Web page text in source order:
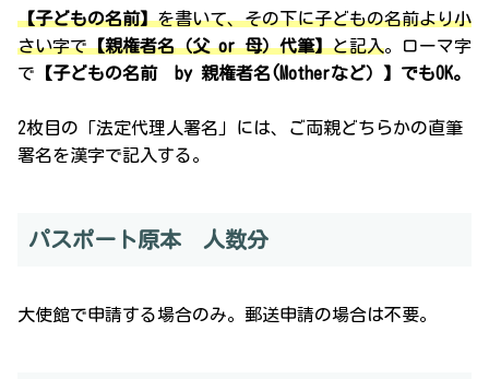
【子どもの名前】を書いて、その下に子どもの名前より小
さい字で【親権者名（父 or 母）代筆】と記入。ローマ字
で 【子どもの名前 by 親権者名(Motherなど）】でもOK。
2枚目の「法定代理人署名」には、ご両親どちらかの直筆
署名を漢字で記入する。
パスポート原本 人数分
大使館で申請する場合のみ。郵送申請の場合は不要。